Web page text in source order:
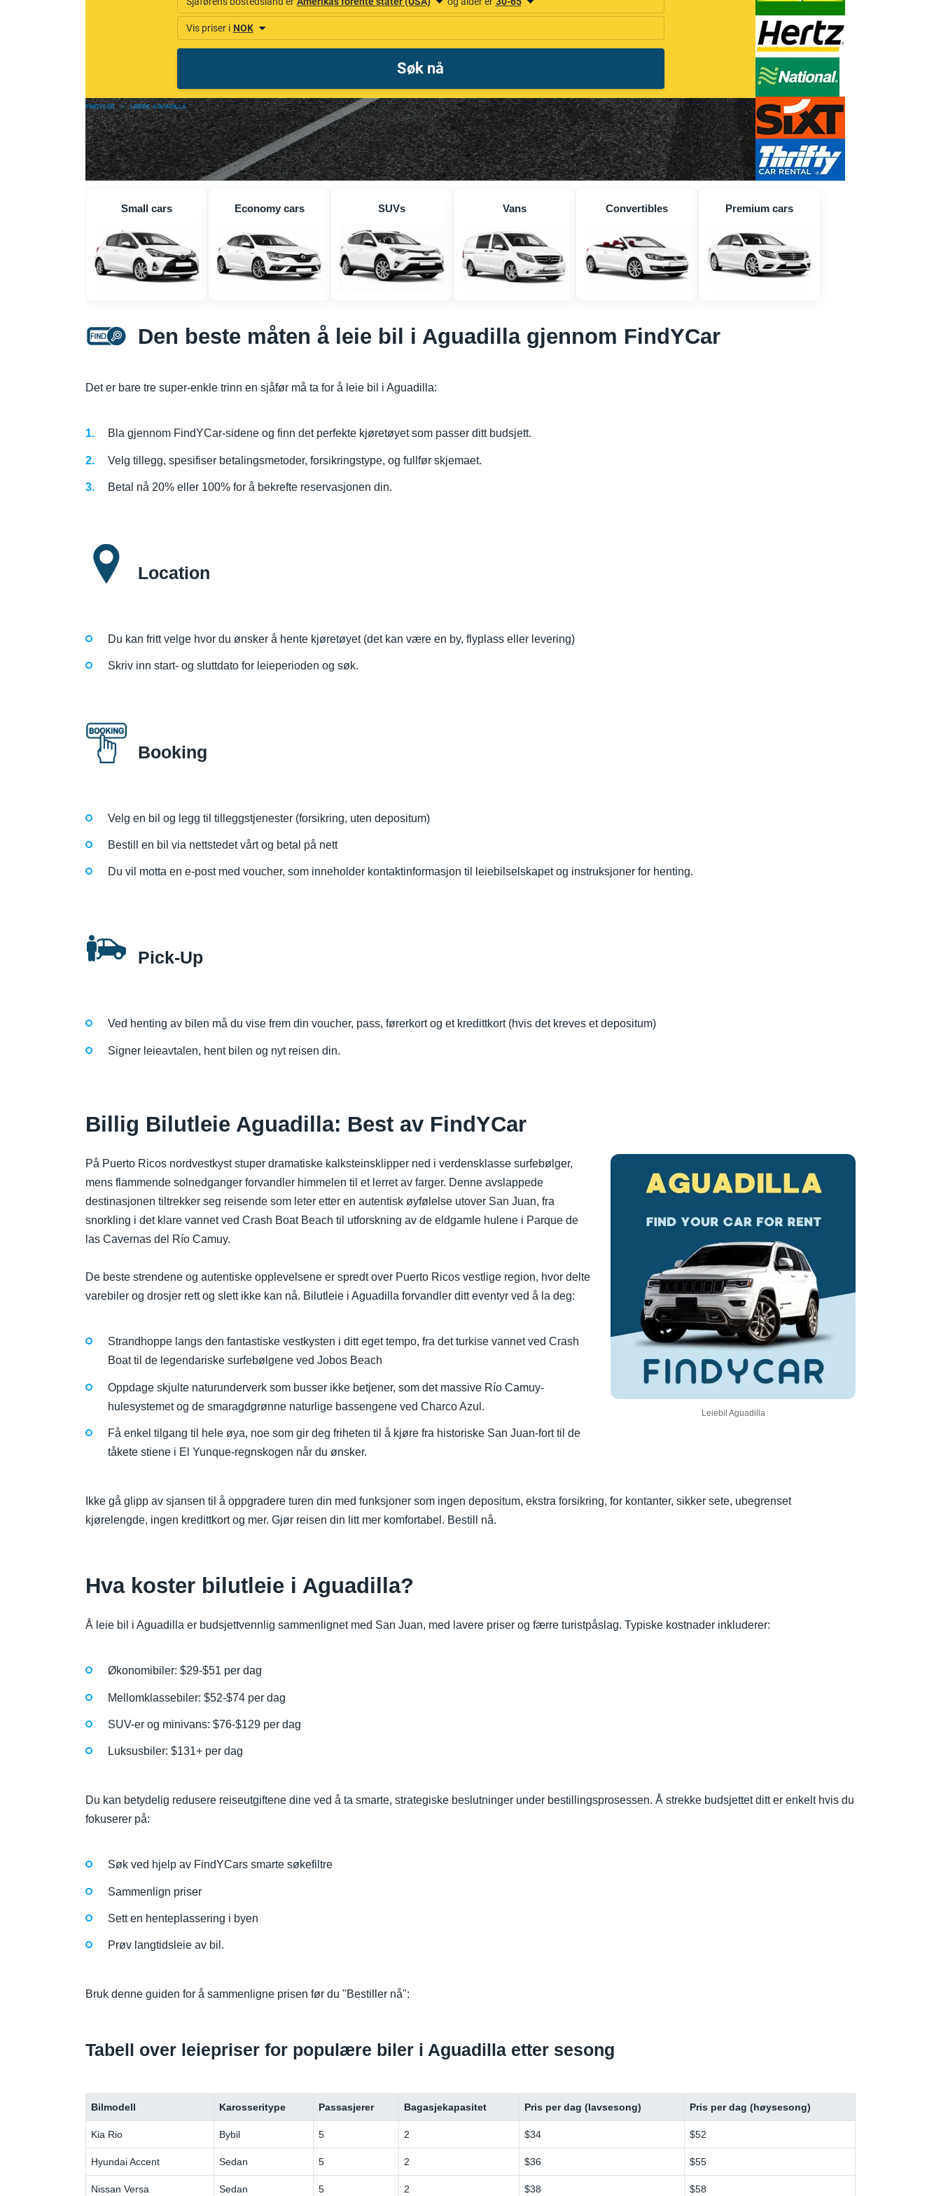
FINDYCAR » LEIEBIL AGUADILLA
Small cars Economy cars SUVs Vans Convertibles Premium cars
Den beste måten å leie bil i Aguadilla gjennom FindYCar
Det er bare tre super-enkle trinn en sjåfør må ta for å leie bil i Aguadilla:
Bla gjennom FindYCar-sidene og finn det perfekte kjøretøyet som passer ditt budsjett.
Velg tillegg, spesifiser betalingsmetoder, forsikringstype, og fullfør skjemaet.
Betal nå 20% eller 100% for å bekrefte reservasjonen din.
Location
Du kan fritt velge hvor du ønsker å hente kjøretøyet (det kan være en by, flyplass eller levering)
Skriv inn start- og sluttdato for leieperioden og søk.
Booking
Velg en bil og legg til tilleggstjenester (forsikring, uten depositum)
Bestill en bil via nettstedet vårt og betal på nett
Du vil motta en e-post med voucher, som inneholder kontaktinformasjon til leiebilselskapet og instruksjoner for henting.
Pick-Up
Ved henting av bilen må du vise frem din voucher, pass, førerkort og et kredittkort (hvis det kreves et depositum)
Signer leieavtalen, hent bilen og nyt reisen din.
Billig Bilutleie Aguadilla: Best av FindYCar
Leiebil Aguadilla
På Puerto Ricos nordvestkyst stuper dramatiske kalksteinsklipper ned i verdensklasse surfebølger,
mens flammende solnedganger forvandler himmelen til et lerret av farger. Denne avslappede
destinasjonen tiltrekker seg reisende som leter etter en autentisk øyfølelse utover San Juan, fra
snorkling i det klare vannet ved Crash Boat Beach til utforskning av de eldgamle hulene i Parque de
las Cavernas del Río Camuy.
De beste strendene og autentiske opplevelsene er spredt over Puerto Ricos vestlige region, hvor delte
varebiler og drosjer rett og slett ikke kan nå. Bilutleie i Aguadilla forvandler ditt eventyr ved å la deg:
Strandhoppe langs den fantastiske vestkysten i ditt eget tempo, fra det turkise vannet ved Crash
Boat til de legendariske surfebølgene ved Jobos Beach
Oppdage skjulte naturunderverk som busser ikke betjener, som det massive Río Camuy-
hulesystemet og de smaragdgrønne naturlige bassengene ved Charco Azul.
Få enkel tilgang til hele øya, noe som gir deg friheten til å kjøre fra historiske San Juan-fort til de
tåkete stiene i El Yunque-regnskogen når du ønsker.
Ikke gå glipp av sjansen til å oppgradere turen din med funksjoner som ingen depositum, ekstra forsikring, for kontanter, sikker sete, ubegrenset
kjørelengde, ingen kredittkort og mer. Gjør reisen din litt mer komfortabel. Bestill nå.
Hva koster bilutleie i Aguadilla?
Å leie bil i Aguadilla er budsjettvennlig sammenlignet med San Juan, med lavere priser og færre turistpåslag. Typiske kostnader inkluderer:
Økonomibiler: $29-$51 per dag
Mellomklassebiler: $52-$74 per dag
SUV-er og minivans: $76-$129 per dag
Luksusbiler: $131+ per dag
Du kan betydelig redusere reiseutgiftene dine ved å ta smarte, strategiske beslutninger under bestillingsprosessen. Å strekke budsjettet ditt er enkelt hvis du
fokuserer på:
Søk ved hjelp av FindYCars smarte søkefiltre
Sammenlign priser
Sett en henteplassering i byen
Prøv langtidsleie av bil.
Bruk denne guiden for å sammenligne prisen før du "Bestiller nå":
Tabell over leiepriser for populære biler i Aguadilla etter sesong
Bilmodell Karosseritype Passasjerer Bagasjekapasitet Pris per dag (lavsesong) Pris per dag (høysesong)
Kia Rio Bybil 5 2 $34 $52
Hyundai Accent Sedan 5 2 $36 $55
Nissan Versa Sedan 5 2 $38 $58